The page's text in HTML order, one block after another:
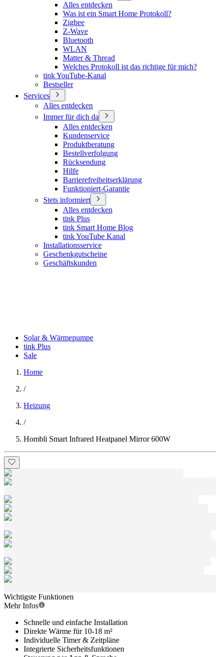
Alles entdecken
Was ist ein Smart Home Protokoll?
Zigbee
Z-Wave
Bluetooth
WLAN
Matter & Thread
Welches Protokoll ist das richtige für mich?
tink YouTube-Kanal
Bestseller
Services
Alles entdecken
Immer für dich da
Alles entdecken
Kundenservice
Produktberatung
Bestellverfolgung
Rücksendung
Hilfe
Barrierefreiheitserklärung
Funktioniert-Garantie
Stets informiert
Alles entdecken
tink Plus
tink Smart Home Blog
tink YouTube Kanal
Installationsservice
Geschenkgutscheine
Geschäftskunden
Solar & Wärmepumpe
tink Plus
Sale
Home
/
Heizung
/
Hombli Smart Infrared Heatpanel Mirror 600W
Wichtigste Funktionen
Mehr Infos
Schnelle und einfache Installation
Direkte Wärme für 10-18 m²
Individuelle Timer & Zeitpläne
Integrierte Sicherheitsfunktionen